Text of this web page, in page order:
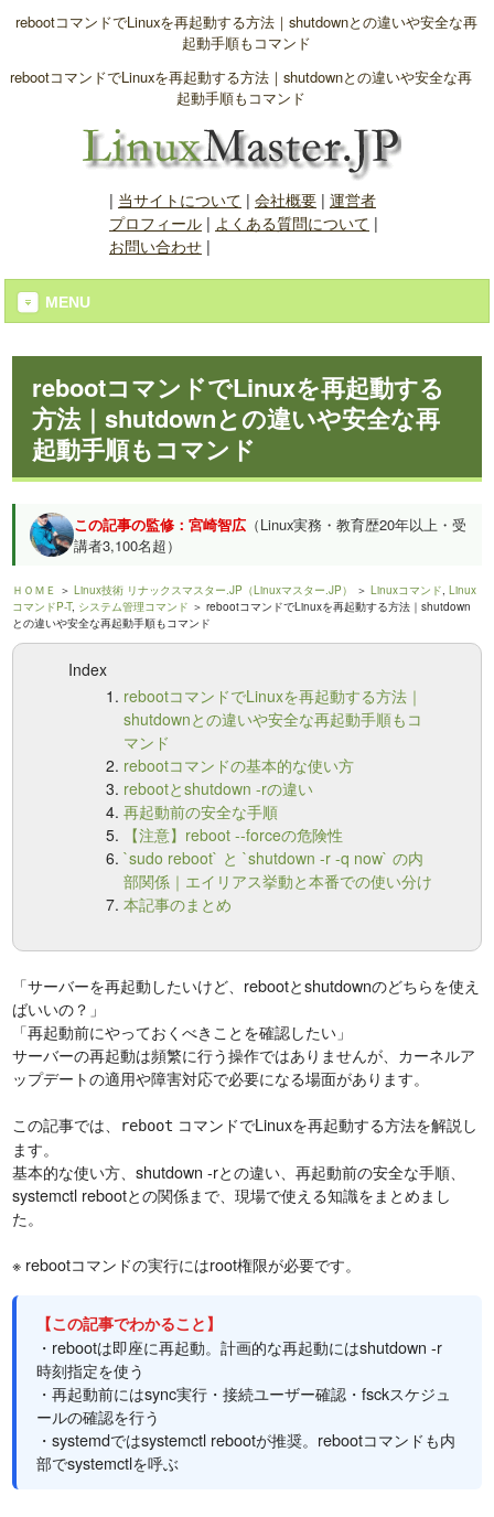
rebootコマンドでLinuxを再起動する方法｜shutdownとの違いや安全な再
起動手順もコマンド
rebootコマンドでLinuxを再起動する方法｜shutdownとの違いや安全な再
起動手順もコマンド
| 当サイトについて | 会社概要| 運営者
プロフィール| よくある質問について |
お問い合わせ|
MENU
rebootコマンドでLinuxを再起動する
方法｜shutdownとの違いや安全な再
起動手順もコマンド
この記事の監修：宮崎智広 （Linux実務・教育歴20年以上・受
講者3,100名超）
ＨＯＭＥ ＞Linux技術 リナックスマスター.JP（Linuxマスター.JP） ＞Linuxコマンド,Linux
コマンドP-T, システム管理コマンド ＞ rebootコマンドでLinuxを再起動する方法｜shutdown
との違いや安全な再起動手順もコマンド
Index
rebootコマンドでLinuxを再起動する方法｜
shutdownとの違いや安全な再起動手順もコ
マンド
rebootコマンドの基本的な使い方
rebootとshutdown -rの違い
再起動前の安全な手順
【注意】reboot --forceの危険性
`sudo reboot` と `shutdown -r -q now` の内
部関係｜エイリアス挙動と本番での使い分け
本記事のまとめ
「サーバーを再起動したいけど、rebootとshutdownのどちらを使え
ばいいの？」
「再起動前にやっておくべきことを確認したい」
サーバーの再起動は頻繁に行う操作ではありませんが、カーネルア
ップデートの適用や障害対応で必要になる場面があります。
この記事では、
reboot コマンドでLinuxを再起動する方法を解説し
ます。
基本的な使い方、shutdown -rとの違い、再起動前の安全な手順、
systemctl rebootとの関係まで、現場で使える知識をまとめまし
た。
※ rebootコマンドの実行にはroot権限が必要です。
【この記事でわかること】
・rebootは即座に再起動。計画的な再起動にはshutdown -r
時刻指定を使う
・再起動前にはsync実行・接続ユーザー確認・fsckスケジュ
ールの確認を行う
・systemdではsystemctl rebootが推奨。rebootコマンドも内
部でsystemctlを呼ぶ